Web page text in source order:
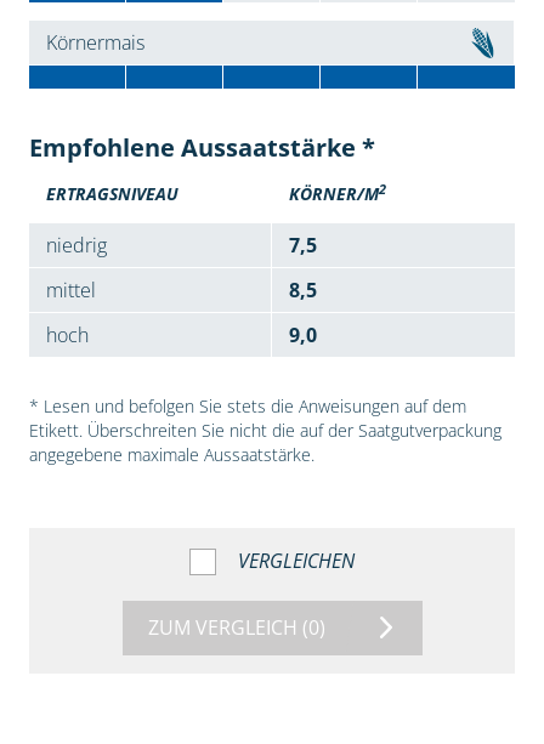
Körnermais
Empfohlene Aussaatstärke *
ERTRAGSNIVEAU KÖRNER/M2
niedrig
7,5
mittel
8,5
hoch
9,0
* Lesen und befolgen Sie stets die Anweisungen auf dem
Etikett. Überschreiten Sie nicht die auf der Saatgutverpackung
angegebene maximale Aussaatstärke.
VERGLEICHEN
ZUM VERGLEICH (0)